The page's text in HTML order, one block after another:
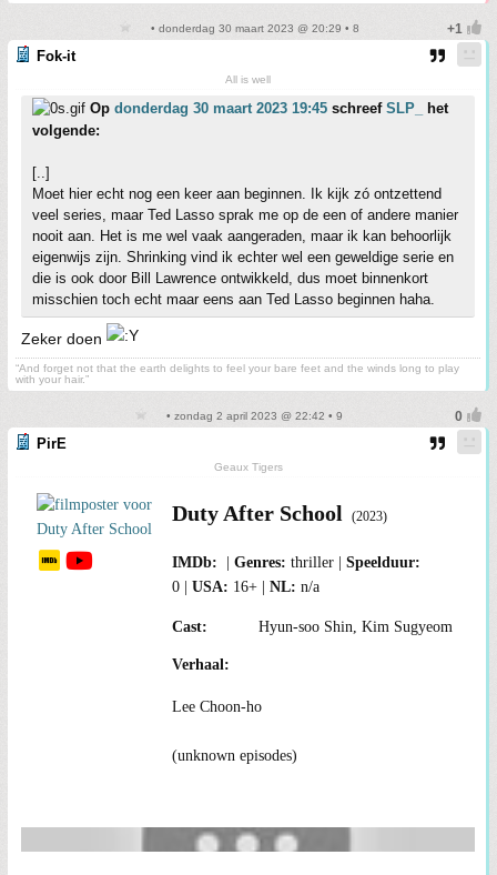
• donderdag 30 maart 2023 @ 20:29 • 8
Fok-it
All is well
Op donderdag 30 maart 2023 19:45 schreef SLP_
het
volgende:
[..]
Moet hier echt nog een keer aan beginnen. Ik kijk zó ontzettend
veel series, maar Ted Lasso sprak me op de een of andere manier
nooit aan. Het is me wel vaak aangeraden, maar ik kan behoorlijk
eigenwijs zijn. Shrinking vind ik echter wel een geweldige serie en
die is ook door Bill Lawrence ontwikkeld, dus moet binnenkort
misschien toch echt maar eens aan Ted Lasso beginnen haha.
Zeker doen
“And forget not that the earth delights to feel your bare feet and the winds long to play
with your hair.”
• zondag 2 april 2023 @ 22:42 • 9
PirE
Geaux Tigers
Duty After School (2023)
thriller
0
16+ n/a
Hyun-soo Shin, Kim Sugyeom
Lee Choon-ho
(unknown episodes)